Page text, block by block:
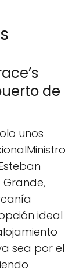
de
unos
Grande,
ideal
sea por el